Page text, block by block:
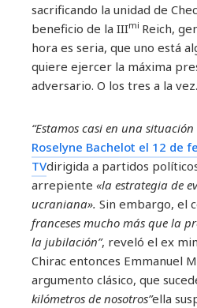
sacrificando la unidad de
beneficio de la IIImi Reich,
hora es seria, que uno está
quiere ejercer la máxima
adversario. O los tres a la vez.
“Estamos casi en una
Roselyne Bachelot el 12 de
TVdirigida a partidos
arrepiente «la estrategia de
ucraniana». Sin embargo, el
franceses mucho más que la
la jubilación”, reveló el ex
Chirac entonces Emmanuel
argumento clásico, que
kilómetros de nosotros”ella